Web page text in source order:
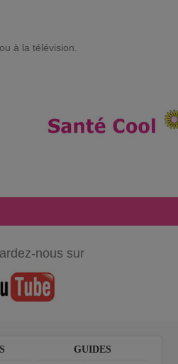
à la télévision.
nous sur
GUIDES